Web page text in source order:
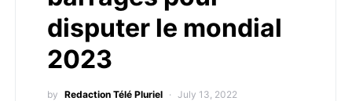
disputer le mondial
2023
by Redaction Télé Pluriel July 13, 2022